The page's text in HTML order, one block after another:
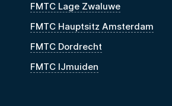
FMTC Lage Zwaluwe
FMTC Hauptsitz Amsterdam
FMTC Dordrecht
FMTC IJmuiden